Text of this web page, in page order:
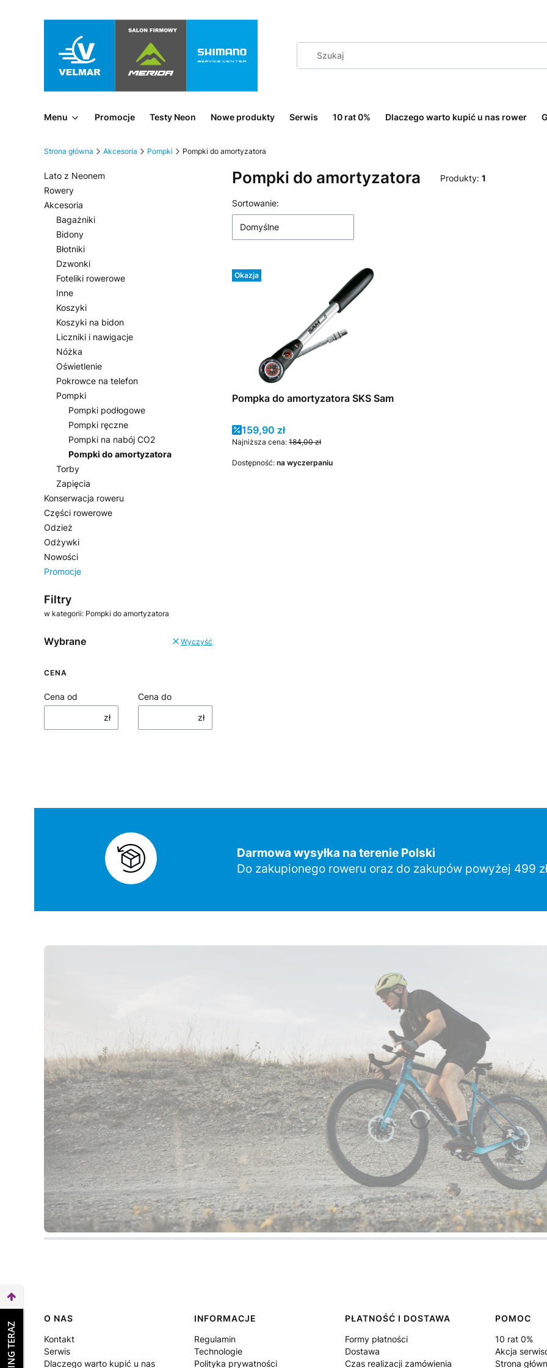
Menu Promocje Testy Neon Nowe produkty Serwis 10 rat 0% Dlaczego warto kupić u nas rower
Strona główna Akcesoria Pompki Pompki do amortyzatora
Lato z Neonem
Rowery
Akcesoria
Bagażniki
Bidony
Błotniki
Dzwonki
Foteliki rowerowe
Inne
Koszyki
Koszyki na bidon
Liczniki i nawigacje
Nóżka
Oświetlenie
Pokrowce na telefon
Pompki
Pompki podłogowe
Pompki ręczne
Pompki na nabój CO2
Pompki do amortyzatora
Torby
Zapięcia
Konserwacja roweru
Części rowerowe
Odzież
Odżywki
Nowości
Promocje
Filtry
w kategorii: Pompki do amortyzatora
Wybrane Wyczyść
CENA
Cena od
zł
Cena do
zł
Pompki do amortyzatora Produkty: 1
Lista produktów
Sortowanie:
Domyślne
Okazja
Pompka do amortyzatora SKS Sam
Cena promocyjna
159,90 zł
Najniższa cena: 184,00 zł
Dostępność: na wyczerpaniu
Darmowa wysyłka na terenie Polski
Do zakupionego roweru oraz do zakupów powyżej 499
Linki w stopce
O NAS
Kontakt
Serwis
Dlaczego warto kupić u nas
INFORMACJE
Regulamin
Technologie
Polityka prywatności
PŁATNOŚĆ I DOSTAWA
Formy płatności
Dostawa
Czas realizacji zamówienia
POMOC
10 rat 0%
Akcja
Strona